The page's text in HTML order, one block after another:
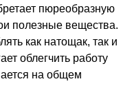
пюреобразную
полезные вещества.
как натощак, так и
облегчить работу
на общем